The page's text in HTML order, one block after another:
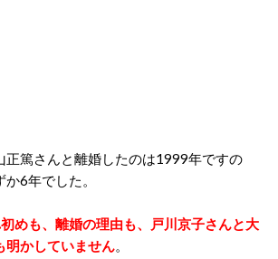
正篤さんと離婚したのは1999年ですの
6年でした。
めも、離婚の理由も、戸川京子さんと大
明かしていません。